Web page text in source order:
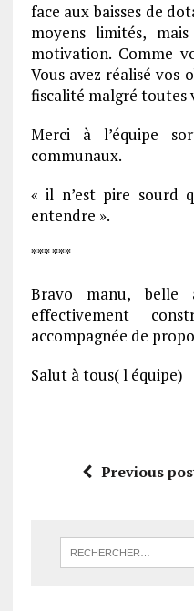
face aux baisses de
moyens limités,
motivation. Comme
Vous avez réalisé vos
fiscalité malgré toutes
Merci à l’équipe
communaux.
« il n’est pire sourd
entendre ».
*** ***
Bravo manu, belle
effectivement
accompagnée de
Salut à tous( l équipe)
Previous